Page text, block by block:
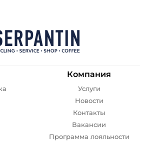
Компания
Услуги
Новости
Контакты
Вакансии
Программа лояльности